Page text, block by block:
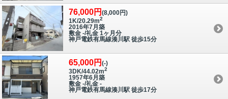
76,000円 (8,000円)
1K/20.29m2
2016年7月築
敷金 -/礼金 1ヶ月分
神戸電鉄有馬線湊川駅 徒歩15分
65,000円 (-)
3DK/44.02m2
1957年6月築
敷金 -/礼金 -
神戸電鉄有馬線湊川駅 徒歩17分